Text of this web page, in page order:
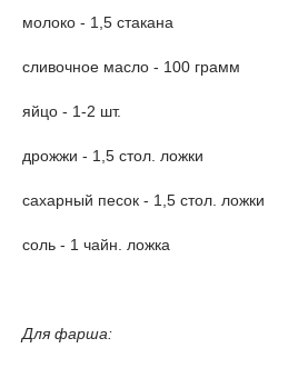
молоко - 1,5 стакана
сливочное масло - 100 грамм
яйцо - 1-2 шт.
дрожжи - 1,5 стол. ложки
сахарный песок - 1,5 стол. ложки
соль - 1 чайн. ложка
Для фарша: